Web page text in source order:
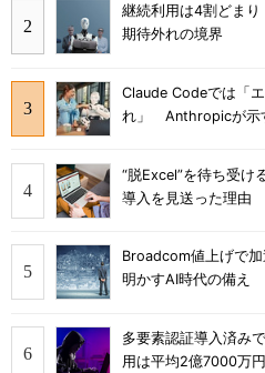
継続利用は4割どま
期待外れの境界
Claude Codeでは「
れ」 Anthropicが示
“脱Excel”を待ち受
導入を見送った理由
Broadcom値上げで
明かすAI時代の備え
多要素認証導入済み
用は平均2億7000万円